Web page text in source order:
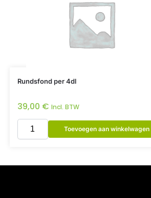
Rundsfond per 4dl
39,00 € Incl. BTW
Toevoegen aan winkelwagen